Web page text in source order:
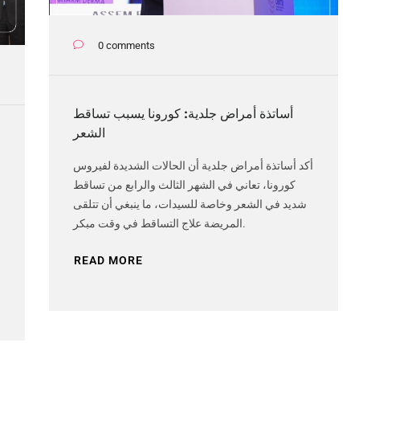
0 comments
أساتذة أمراض جلدية: كورونا يسبب تساقط
الشعر
أكد أساتذة أمراض جلدية أن الحالات الشديدة لفيروس
كورونا، تعاني في الشهر الثالث والرابع من تساقط
شديد في الشعر وخاصة للسيدات، ما ينبغي أن تتلقى
المريضة علاج التساقط في وقت مبكر.
READ MORE